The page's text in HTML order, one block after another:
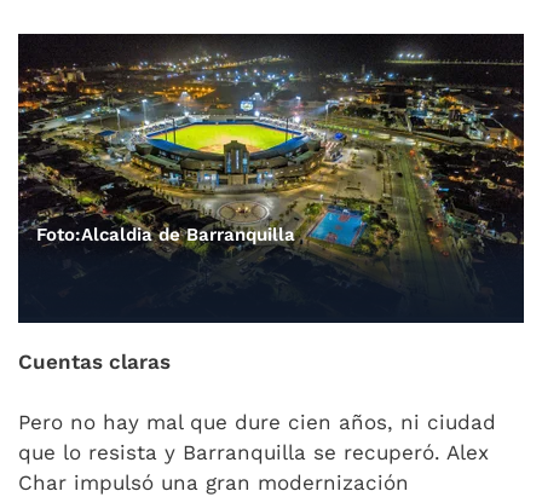
Foto:Alcaldia de Barranquilla
Cuentas claras
Pero no hay mal que dure cien años, ni ciudad
que lo resista y Barranquilla se recuperó. Alex
Char impulsó una gran modernización